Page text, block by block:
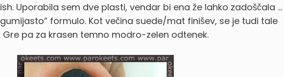
Uporabila sem dve plasti, vendar bi ena že lahko zadoščala …
formulo. Kot večina suede/mat finišev, se je tudi tale
Gre pa za krasen temno modro-zelen odtenek.